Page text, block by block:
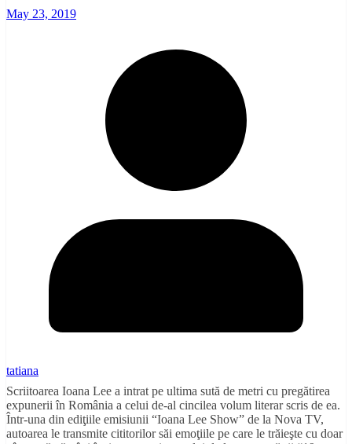
May 23, 2019
tatiana
Scriitoarea Ioana Lee a intrat pe ultima sută de metri cu pregătirea
expunerii în România a celui de-al cincilea volum literar scris de ea.
Într-una din ediţiile emisiunii “Ioana Lee Show” de la Nova TV,
autoarea le transmite cititorilor săi emoţiile pe care le trăieşte cu doar